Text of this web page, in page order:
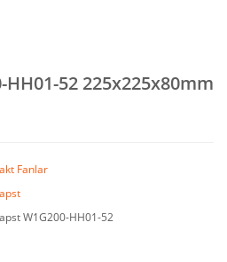
HH01-52 225x225x80mm
Fanlar
W1G200-HH01-52